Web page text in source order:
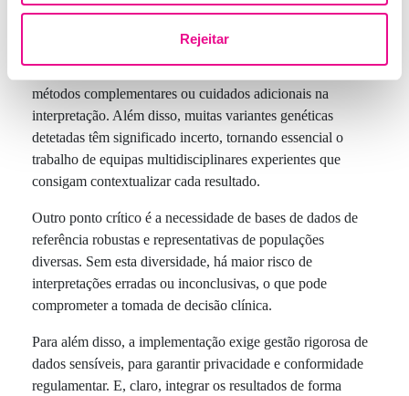
Rejeitar
implementação seja eficaz e segura.
Algumas regiões do genoma são mais difíceis de analisar, o
métodos complementares ou cuidados adicionais na
interpretação. Além disso, muitas variantes genéticas
detetadas têm significado incerto, tornando essencial o
trabalho de equipas multidisciplinares experientes que
consigam contextualizar cada resultado.
Outro ponto crítico é a necessidade de bases de dados de
referência robustas e representativas de populações
diversas. Sem esta diversidade, há maior risco de
interpretações erradas ou inconclusivas, o que pode
comprometer a tomada de decisão clínica.
Para além disso, a implementação exige gestão rigorosa de
dados sensíveis, para garantir privacidade e conformidade
regulamentar. E, claro, integrar os resultados de forma